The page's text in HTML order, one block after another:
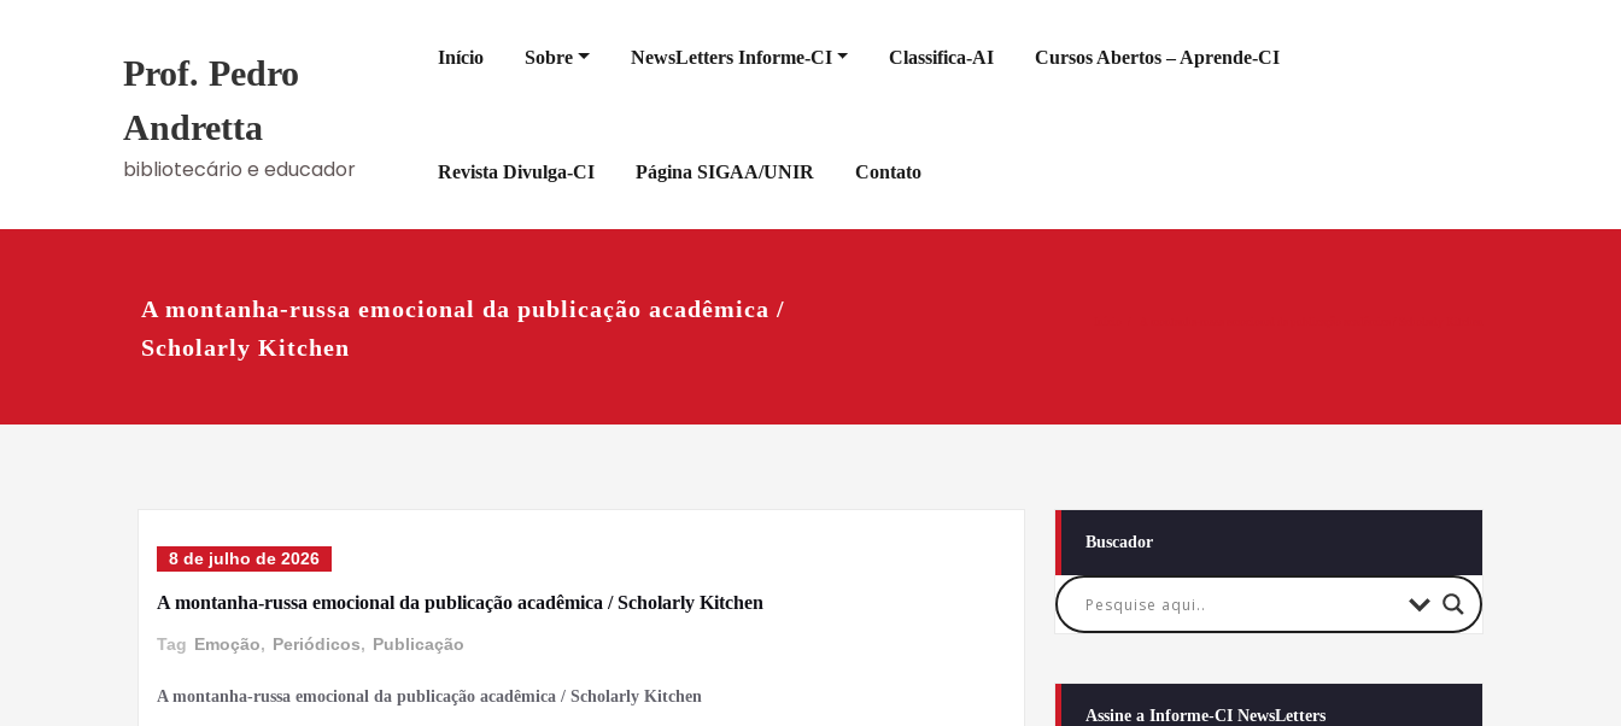
Prof. Pedro
Andretta
bibliotecário e educador
Início Sobre NewsLetters Informe-CI Classifica-AI Cursos Abertos – Aprende-CI
Revista Divulga-CI Página SIGAA/UNIR Contato
A montanha-russa emocional da publicação acadêmica /
Scholarly Kitchen
8 de julho de 2026
A montanha-russa emocional da publicação acadêmica / Scholarly Kitchen
Tag Emoção, Periódicos, Publicação
A montanha-russa emocional da publicação acadêmica / Scholarly Kitchen
Buscador
Assine a Informe-CI NewsLetters